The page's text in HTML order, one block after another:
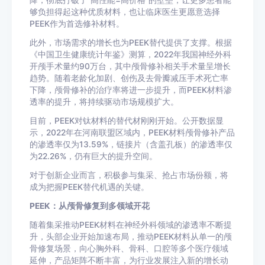
够负担得起这种优质材料，也让临床医生更愿意选择
PEEK作为首选修补材料。
此外，市场需求的增长也为PEEK替代提供了支撑。根据
《中国卫生健康统计年鉴》测算，2022年我国神经外科
开颅手术量约90万台，其中颅骨修补相关手术量呈增长
趋势。随着老龄化加剧、创伤及去骨瓣减压手术死亡率
下降，颅骨修补的治疗率将进一步提升，而PEEK材料渗
透率的提升，将持续驱动市场规模扩大。
目前，PEEK对钛材料的替代材刚刚开始。公开数据显
示，2022年在河南联盟区域内，PEEK材料颅骨修补产品
的渗透率仅为13.59%，链接片（含盖孔板）的渗透率仅
为22.26%，仍有巨大的提升空间。
对于创新企业而言，积极参与集采、抢占市场份额，将
成为把握PEEK替代机遇的关键。
PEEK：从颅骨修复到多领域开花
随着集采推动PEEK材料在神经外科领域的渗透率不断提
升，头部企业开始加速布局，推动PEEK材料从单一的颅
骨修复场景，向心胸外科、骨科、口腔等多个医疗领域
延伸，产品矩阵不断丰富，为行业发展注入新的增长动